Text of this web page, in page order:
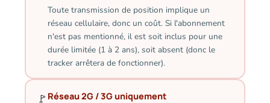
Toute transmission de position implique un
réseau cellulaire, donc un coût. Si l'abonnement
n'est pas mentionné, il est soit inclus pour une
durée limitée (1 à 2 ans), soit absent (donc le
tracker arrêtera de fonctionner).
🚩 Réseau 2G / 3G uniquement